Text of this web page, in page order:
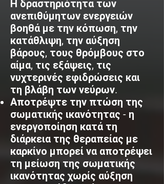
Η δραστηριότητα των
ανεπιθύμητων ενεργειών
βοηθά με την κόπωση, την
κατάθλιψη, την αύξηση
βάρους, τους θρόμβους στο
αίμα, τις εξάψεις, τις
νυχτερινές εφιδρώσεις και
τη βλάβη των νεύρων.
Αποτρέψτε την πτώση της
σωματικής ικανότητας - η
ενεργοποίηση κατά τη
διάρκεια της θεραπείας με
καρκίνο μπορεί να αποτρέψει
τη μείωση της σωματικής
ικανότητας χωρίς αύξηση